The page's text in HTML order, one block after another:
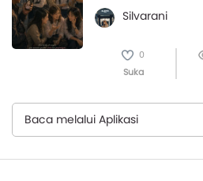
Silvarani
0
Suka
Baca melalui Aplikasi